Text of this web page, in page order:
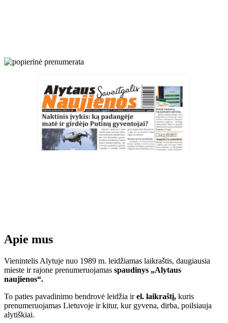
Apie mus
Vienintelis Alytuje nuo 1989 m. leidžiamas laikraštis, daugiausia
mieste ir rajone prenumeruojamas spaudinys „Alytaus
naujienos“.
To paties pavadinimo bendrovė leidžia irel. laikraštį, kuris
prenumeruojamas Lietuvoje ir kitur, kur gyvena, dirba, poilsiauja
alytiškiai.